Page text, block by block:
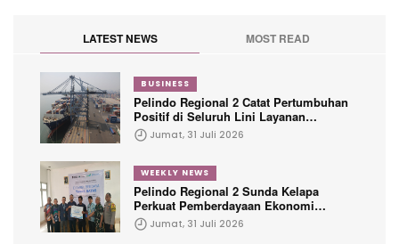
LATEST NEWS MOST READ
BUSINESS
Pelindo Regional 2 Catat Pertumbuhan
Positif di Seluruh Lini Layanan
Kepelabuhanan
Jumat, 31 Juli 2026
WEEKLY NEWS
Pelindo Regional 2 Sunda Kelapa
Perkuat Pemberdayaan Ekonomi
Penyandang Disabilitas Melalui Program
TJSL
Jumat, 31 Juli 2026